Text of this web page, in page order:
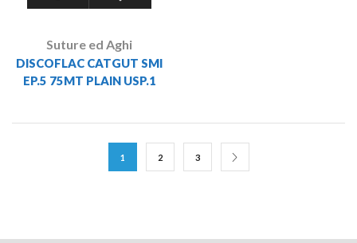
Suture ed Aghi
DISCOFLAC CATGUT SMI
EP.5 75MT PLAIN USP.1
1 2 3